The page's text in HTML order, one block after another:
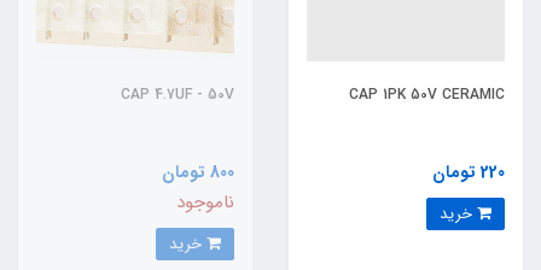
CAP 1PK 50V CERAMIC
220 تومان
CAP 4.7UF - 50V
800 تومان
ناموجود